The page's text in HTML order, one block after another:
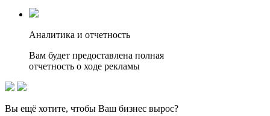
Аналитика и отчетность
Вам будет предоставлена полная
отчетность о ходе рекламы
Вы ещё хотите, чтобы Ваш бизнес вырос?